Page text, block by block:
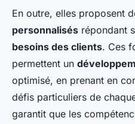
En outre, elles proposent
personnalisés répondant
besoins des clients. Ces
permettent un
optimisé, en prenant en
défis particuliers de
garantit que les